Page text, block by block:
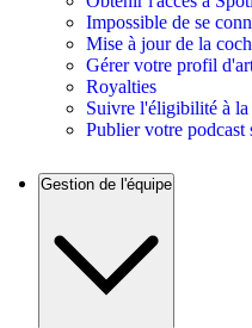
Impossible de se
Mise à jour de la
Gérer votre profil
Royalties
Suivre l'éligibilité à la
Publier votre podcast
Gestion de l'équipe